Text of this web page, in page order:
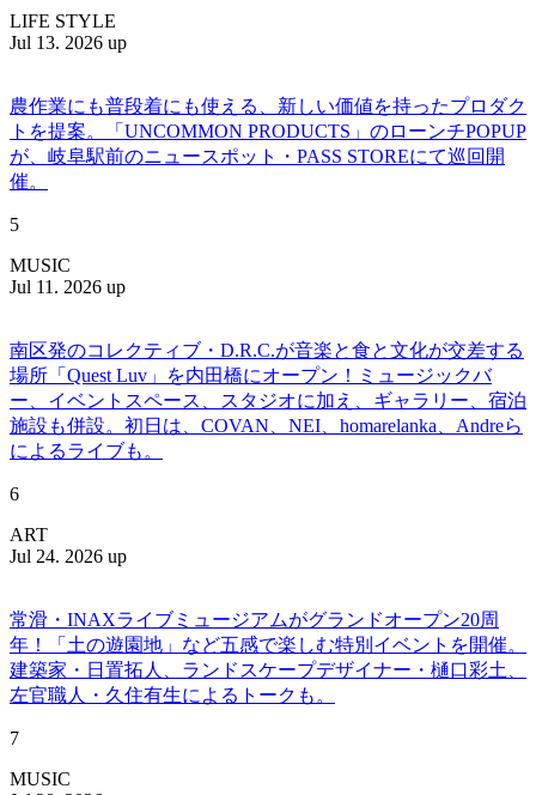
LIFE STYLE
Jul 13. 2026 up
農作業にも普段着にも使える、新しい価値を持ったプロダク
トを提案。「UNCOMMON PRODUCTS」のローンチPOPUP
が、岐阜駅前のニュースポット・PASS STOREにて巡回開
催。
5
MUSIC
Jul 11. 2026 up
南区発のコレクティブ・D.R.C.が⾳楽と⾷と⽂化が交差する
場所「Quest Luv」を内田橋にオープン！ミュージックバ
ー、イベントスペース、スタジオに加え、ギャラリー、宿泊
施設も併設。初日は、COVAN、NEI、homarelanka、Andreら
によるライブも。
6
ART
Jul 24. 2026 up
常滑・INAXライブミュージアムがグランドオープン20周
年！「土の遊園地」など五感で楽しむ特別イベントを開催。
建築家・日置拓人、ランドスケープデザイナー・樋口彩土、
左官職人・久住有生によるトークも。
7
MUSIC